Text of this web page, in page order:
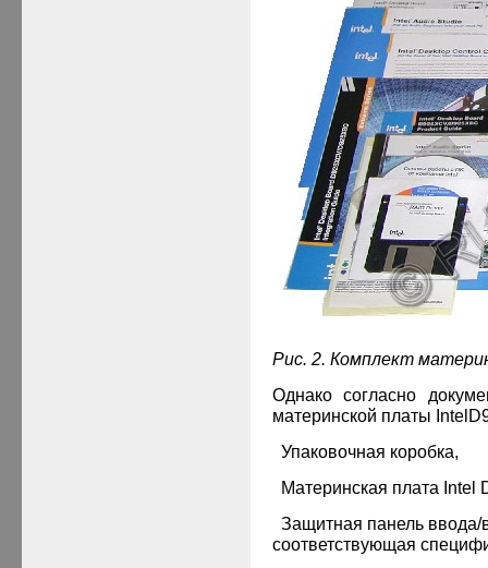
Рис. 2. Комплект
Однако согласно
материнской платы Intel
Упаковочная коробка,
Материнская плата Intel
Защитная панель ввода/
соответствующая